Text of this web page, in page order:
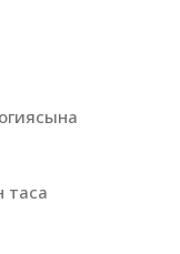
таса